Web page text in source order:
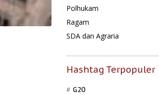
Polhukam
Ragam
SDA dan Agraria
Hashtag Terpopuler
G20